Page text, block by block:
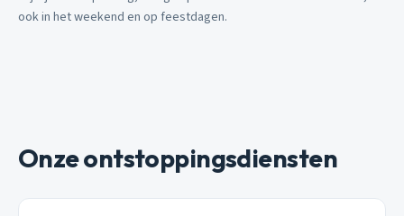
ook in het weekend en op feestdagen.
Onze ontstoppingsdiensten